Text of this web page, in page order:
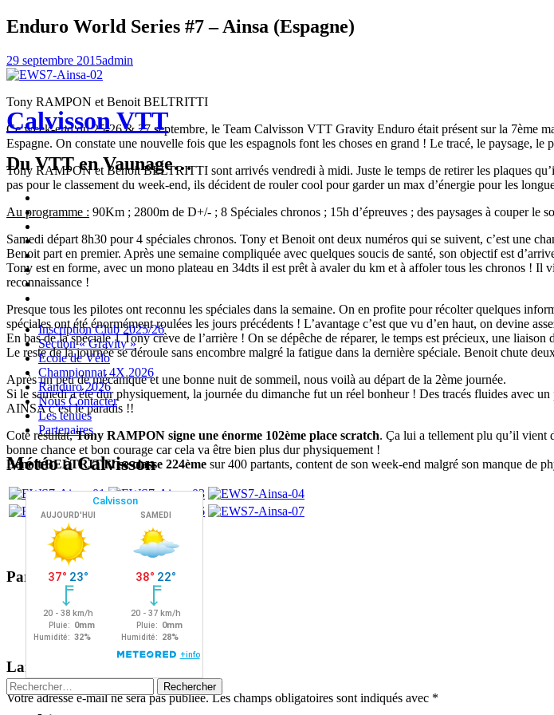
Calvisson VTT
Du VTT en Vaunage…
Club
Section
de
Vélo
Championnat
4X
2026
Randuro
2026
Nous
Contacter
Les
Menu
Widgets
Recherche
Aller
au
contenu
Inscription Club 2025/26
Section « Gravity »
Ecole de Vélo
Championnat 4X 2026
Randuro 2026
Nous Contacter
Les tenues
Partenaires
Météo à Calvisson
Rechercher :
Enduro World Series #7 – Ainsa (Espagne)
29 septembre 2015admin
Tony RAMPON et Benoit BELTRITTI
Ce week-end du 25-26 & 27 septembre, le Team Calvisson VTT Gravity Enduro était présent sur la 7ème
Espagne. On constate une nouvelle fois que les espagnols font les choses en grand ! Le tracé, le paysage,
Tony RAMPON et Benoit BELTRITTI sont arrivés vendredi à midi. Juste le temps de retirer les plaques
pas pour le classement du week-end, ils décident de rouler cool pour garder un max d’énergie pour les
Au programme : 90Km ; 2800m de D+/- ; 8 Spéciales chronos ; 15h d’épreuves ; des paysages à couper le
Samedi départ 8h30 pour 4 spéciales chronos. Tony et Benoit ont deux numéros qui se suivent, c’est une
Benoit part en premier. Après une semaine compliquée avec quelques soucis de santé, son objectif est
Tony est en forme, avec un mono plateau en 34dts il est prêt à avaler du km et à affoler tous les chronos !
reconnaissance !
Presque tous les pilotes ont reconnu les spéciales dans la semaine. On en profite pour récolter quelques
spéciales ont été énormément roulées les jours précédents ! L’avantage c’est que vu d’en haut, on devine
En bas de la spéciale 1 Tony crève de l’arrière ! On se dépêche de réparer, le temps est précieux, une liaison
Le reste de la journée se déroule sans encombre malgré la fatigue dans la dernière spéciale. Benoit chute
Après un peu de mécanique et une bonne nuit de sommeil, nous voilà au départ de la 2ème journée.
Si le samedi a été dur physiquement, la journée du dimanche fut un réel bonheur ! Des tracés fluides avec
AINSA c’est le paradis !!
Coté résultat,Tony RAMPON signe une énorme 102ème place scratch. Ça lui a tellement plu qu’il vient
bonne chance et bon courage car cela va être bien plus dur physiquement !
Benoit BELTRITTI se classe 224ème sur 400 partants, content de son week-end malgré son manque de
Partager :
Facebook
Navigation
des
articles
←
→
Laisser un commentaire
Votre adresse e-mail ne sera pas publiée. Les champs obligatoires sont indiqués avec *